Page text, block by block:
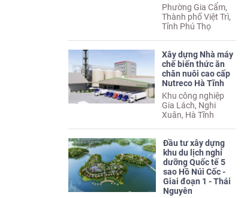
Phường Gia Cẩm,
Thành phố Việt Trì,
Tỉnh Phú Thọ
Xây dựng Nhà máy
chế biến thức ăn
chăn nuôi cao cấp
Nutreco Hà Tĩnh
Khu công nghiệp
Gia Lách, Nghi
Xuân, Hà Tĩnh
Đầu tư xây dựng
khu du lịch nghỉ
dưỡng Quốc tế 5
sao Hồ Núi Cốc -
Giai đoạn 1 - Thái
Nguyên